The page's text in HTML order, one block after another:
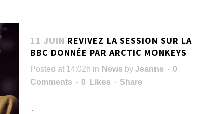
11 JUIN REVIVEZ LA SESSION SUR LA
BBC DONNÉE PAR ARCTIC MONKEYS
Posted at 14:02h in News by Jeanne
0
Comments
0 Likes Share
...